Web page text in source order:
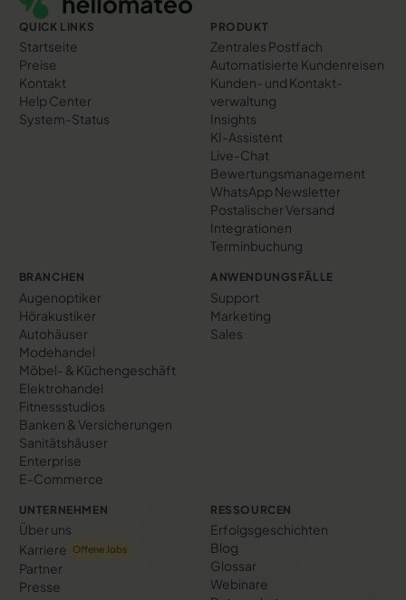
QUICK LINKS
Startseite
Preise
Kontakt
Help Center
System-Status
PRODUKT
Zentrales Postfach
Automatisierte Kundenreisen
Kunden- und Kontakt­
verwaltung
Insights
KI-Assistent
Live-Chat
Bewertungs­management
WhatsApp Newsletter
Postalischer Versand
Integrationen
Terminbuchung
BRANCHEN
Augenoptiker
Hörakustiker
Autohäuser
Modehandel
Möbel- & Küchengeschäft
Elektrohandel
Fitnessstudios
Banken & Versicherungen
Sanitätshäuser
Enterprise
E-Commerce
ANWENDUNGSFÄLLE
Support
Marketing
Sales
UNTERNEHMEN
Über uns
Karriere
Offene Jobs
Partner
Presse
RESSOURCEN
Erfolgs­geschichten
Blog
Glossar
Webinare